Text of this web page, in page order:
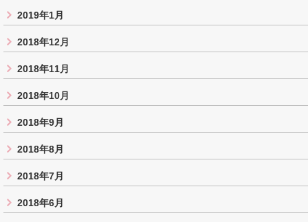
2019年1月
2018年12月
2018年11月
2018年10月
2018年9月
2018年8月
2018年7月
2018年6月